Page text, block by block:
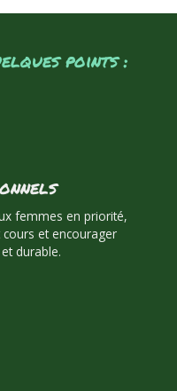
points :
femmes en priorité,
et encourager
durable.